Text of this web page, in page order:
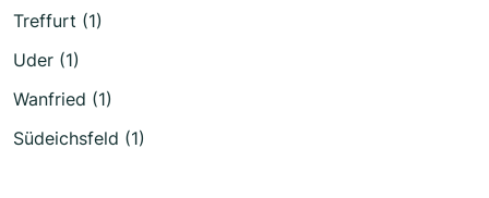
Treffurt (1)
Uder (1)
Wanfried (1)
Südeichsfeld (1)